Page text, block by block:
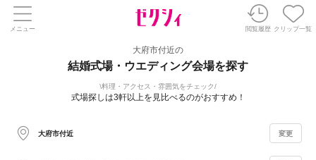
メニュー 閲覧履歴 クリップ一覧
大府市付近の
結婚式場・ウエディング会場を探す
料理・アクセス・雰囲気をチェック
式場探しは3軒以上を見比べるのがおすすめ！
大府市付近 変更